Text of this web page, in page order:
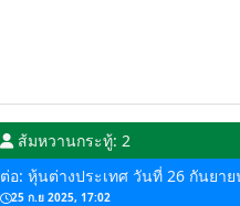
ส้มหวานกระทู้: 2
ต่อ: หุ้นต่างประเทศ วันที่ 26 กันยา
25 ก.ย 2025, 17:02